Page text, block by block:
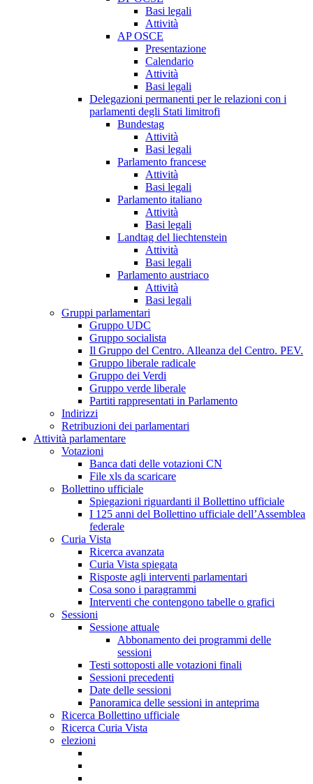
Basi legali
Attività
AP OSCE
Presentazione
Calendario
Attività
Basi legali
Delegazioni permanenti per le relazioni con i
parlamenti degli Stati limitrofi
Bundestag
Attività
Basi legali
Parlamento francese
Attività
Basi legali
Parlamento italiano
Attività
Basi legali
Landtag del liechtenstein
Attività
Basi legali
Parlamento austriaco
Attività
Basi legali
Gruppi parlamentari
Gruppo UDC
Gruppo socialista
Il Gruppo del Centro. Alleanza del Centro. PEV.
Gruppo liberale radicale
Gruppo dei Verdi
Gruppo verde liberale
Partiti rappresentati in Parlamento
Indirizzi
Retribuzioni dei parlamentari
Attività parlamentare
Votazioni
Banca dati delle votazioni CN
File xls da scaricare
Bollettino ufficiale
Spiegazioni riguardanti il Bollettino ufficiale
I 125 anni del Bollettino ufficiale dell’Assemblea
federale
Curia Vista
Ricerca avanzata
Curia Vista spiegata
Risposte agli interventi parlamentari
Cosa sono i paragrammi
Interventi che contengono tabelle o grafici
Sessioni
Sessione attuale
Abbonamento dei programmi delle
sessioni
Testi sottoposti alle votazioni finali
Sessioni precedenti
Date delle sessioni
Panoramica delle sessioni in anteprima
Ricerca Bollettino ufficiale
Ricerca Curia Vista
elezioni